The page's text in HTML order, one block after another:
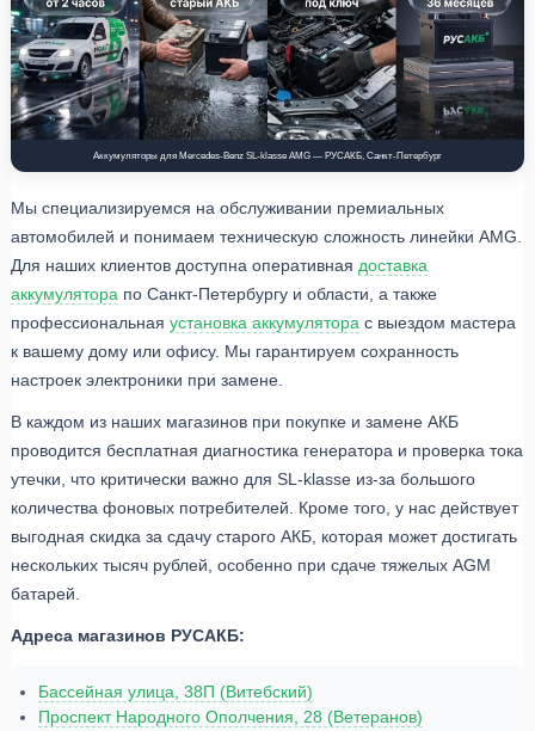
Аккумуляторы для Mercedes-Benz SL-klasse AMG — РУСАКБ, Санкт-Петербург
Мы специализируемся на обслуживании премиальных
автомобилей и понимаем техническую сложность линейки AMG.
Для наших клиентов доступна оперативная доставка
аккумулятора по Санкт-Петербургу и области, а также
профессиональная установка аккумулятора с выездом мастера
к вашему дому или офису. Мы гарантируем сохранность
настроек электроники при замене.
В каждом из наших магазинов при покупке и замене АКБ
проводится бесплатная диагностика генератора и проверка тока
утечки, что критически важно для SL-klasse из-за большого
количества фоновых потребителей. Кроме того, у нас действует
выгодная скидка за сдачу старого АКБ, которая может достигать
нескольких тысяч рублей, особенно при сдаче тяжелых AGM
батарей.
Адреса магазинов РУСАКБ:
Бассейная улица, 38П (Витебский)
Проспект Народного Ополчения, 28 (Ветеранов)